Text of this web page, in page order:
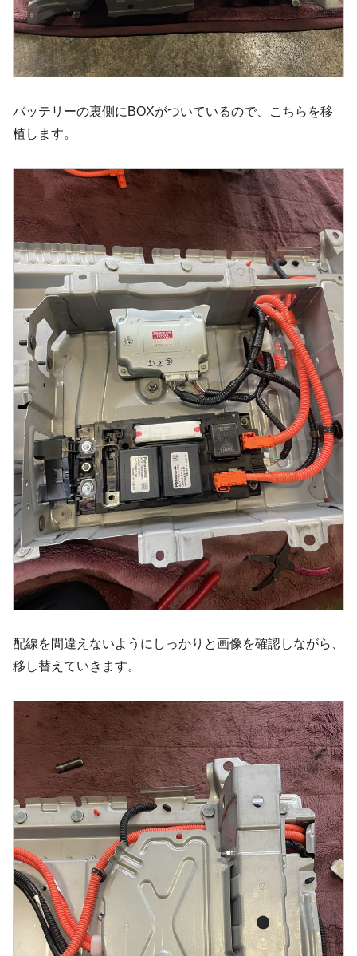
バッテリーの裏側にBOXがついているので、こちらを移
植します。
配線を間違えないようにしっかりと画像を確認しながら、
移し替えていきます。